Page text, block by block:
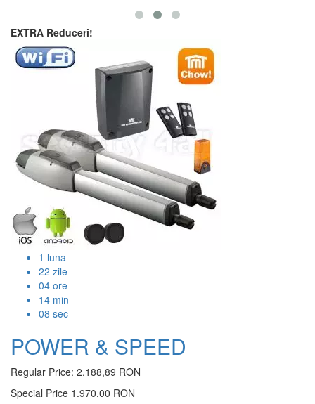
EXTRA Reduceri!
1 luna
22 zile
04 ore
14 min
07 sec
POWER & SPEED
Regular Price: 2.188,89 RON
Special Price 1.970,00 RON